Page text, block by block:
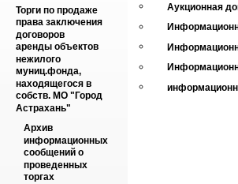
Торги по продаже
права заключения
договоров
аренды объектов
нежилого
муниц.фонда,
находящегося в
собств. МО "Город
Астрахань"
Архив
информационных
сообщений о
проведенных
торгах
Аукционная